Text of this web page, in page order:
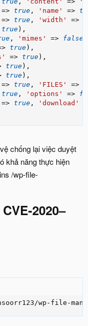
=> true , 'name' =>
=> true , 'width' =>
true ) ,
, 'mimes' => false
> true ) ,
=> true ) ,
true ) ,
true ) ,
=> true , 'FILES' =>
true , 'options' =>
=> true , 'download'
chống lại việc duyệt
khả năng thực hiện
/wp-file-
2020–
wp-file-